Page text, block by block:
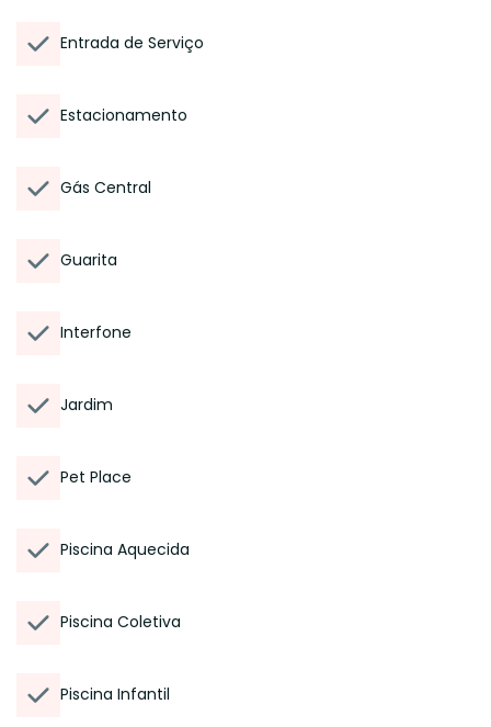
Entrada de Serviço
Estacionamento
Gás Central
Guarita
Interfone
Jardim
Pet Place
Piscina Aquecida
Piscina Coletiva
Piscina Infantil